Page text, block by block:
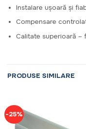
Instalare ușoară și
Compensare
Calitate superioară –
PRODUSE SIMILARE
-25%